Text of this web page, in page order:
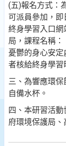
(五)報名方式：
可派員參加，
終身學習入口
局，課程名稱
憂鬱的身心安定
者核給終身學習
三、為響應環
自備水杯。
四、本研習活
府環境保護局、